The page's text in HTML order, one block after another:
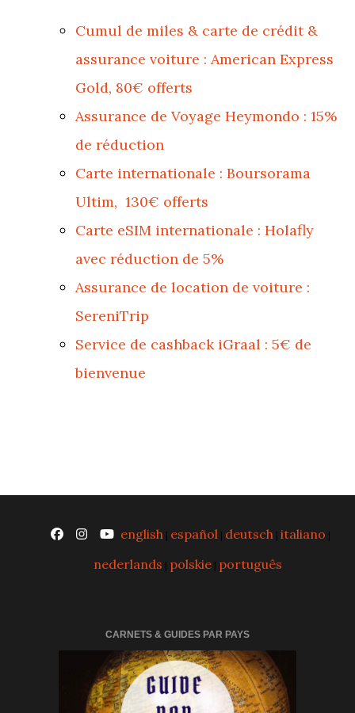
Cumul de miles & carte de crédit &
assurance voiture : American Express
Gold, 80€ offerts
Assurance de Voyage Heymondo : 15%
de réduction
Carte internationale : Boursorama
Ultim, 130€ offerts
Carte eSIM internationale : Holafly
avec réduction de 5%
Assurance de location de voiture :
SereniTrip
Service de cashback iGraal : 5€ de
bienvenue
english | español | deutsch |italiano |
nederlands | polskie| português
CARNETS & GUIDES PAR PAYS